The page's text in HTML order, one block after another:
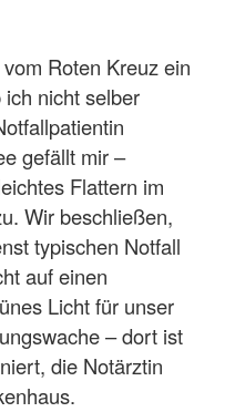
Roten Kreuz ein
nicht selber
gefällt mir –
Flattern im
Wir beschließen,
typischen Notfall
auf einen
Licht für unser
– dort ist
die Notärztin